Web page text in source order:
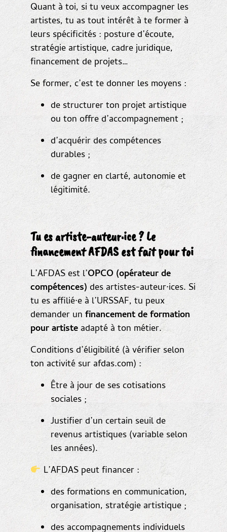
Quant à toi, si tu veux accompagner les
artistes, tu as tout intérêt à te former à
leurs spécificités : posture d’écoute,
stratégie artistique, cadre juridique,
financement de projets…
Se former, c’est te donner les moyens :
de structurer ton projet artistique
ou ton offre d’accompagnement ;
d’acquérir des compétences
durables ;
de gagner en clarté, autonomie et
légitimité.
Tu es artiste-auteur·ice ? Le
financement AFDAS est fait pour toi
L’AFDAS est l’OPCO (opérateur de
compétences)des artistes-auteur·ices. Si
tu es affilié·e à l’URSSAF, tu peux
demander un financement de formation
pour artisteadapté à ton métier.
Conditions d’éligibilité (à vérifier selon
ton activité sur afdas.com) :
Être à jour de ses cotisations
sociales ;
Justifier d’un certain seuil de
revenus artistiques (variable selon
les années).
L’AFDAS peut financer :
des formations en communication,
organisation, stratégie artistique ;
des accompagnements individuels